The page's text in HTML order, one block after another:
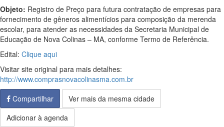
Objeto: Registro de Preço para futura contratação de empresas para
fornecimento de gêneros alimentícios para composição da merenda
escolar, para atender as necessidades da Secretaria Municipal de
Educação de Nova Colinas – MA, conforme Termo de Referência.
Edital: Clique aqui
Visitar site original para mais detalhes:
http://www.comprasnovacolinasma.com.br
Compartilhar
Ver mais da mesma cidade
Adicionar à agenda